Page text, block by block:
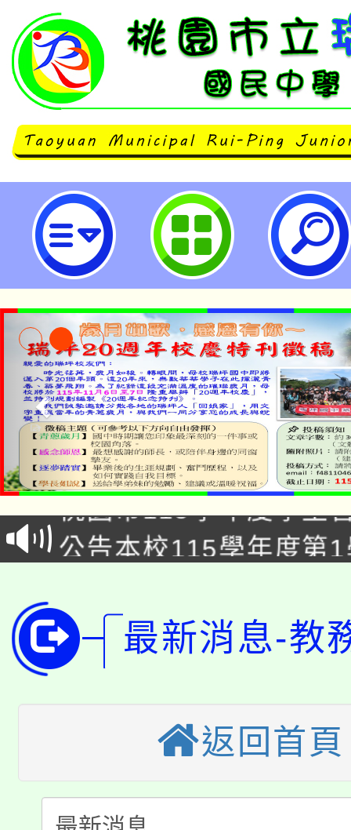
A1/A2數位學習工作坊、教師增能
習講師培訓工作坊(9月場)-桃園市
「2026金融保險知識
車」活動
桃園市115學年度學生
生本土語及新住民語歌
公告本校115學年度第
代理(課)教師甄選結果(
轉知中國文化大學推廣
《TA101》溝通分析基
程，歡迎學生輔導中心
心理、諮商輔導、社會
系所師生報名參加。
轉知苗栗縣政府辦理
縣市「校園短影音徵選
門員」簡章及活動海報
踴躍報名參加。
「桃園市補助參觀特色
展演活動實施計畫」
義教育推展貢獻獎」
「2026 ART TAIPEI臺
最新消息-教
返回首頁